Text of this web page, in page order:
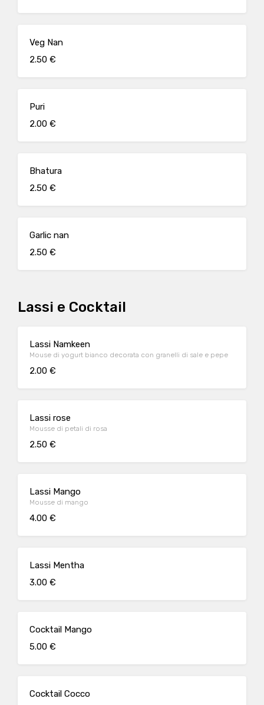
Veg Nan
2.50 €
Puri
2.00 €
Bhatura
2.50 €
Garlic nan
2.50 €
Lassi e Cocktail
Lassi Namkeen
Mouse di yogurt bianco decorata con granelli di sale e pepe
2.00 €
Lassi rose
Mousse di petali di rosa
2.50 €
Lassi Mango
Mousse di mango
4.00 €
Lassi Mentha
3.00 €
Cocktail Mango
5.00 €
Cocktail Cocco